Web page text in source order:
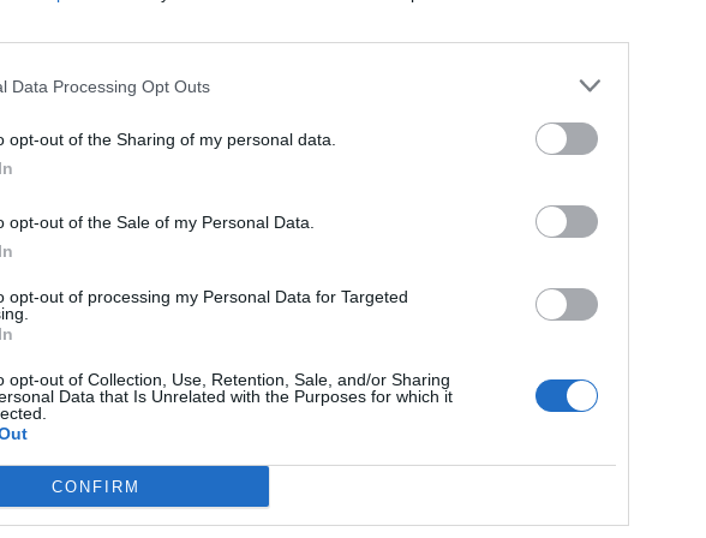
Data Processing Opt Outs
opt-out of the Sharing of my personal data.
opt-out of the Sale of my Personal Data.
opt-out of processing my Personal Data for Targeted
opt-out of Collection, Use, Retention, Sale, and/or Sharing
Data that Is Unrelated with the Purposes for which it
CONFIRM
E C.
SPA SOCIETA' BENEFIT 100-500 milioni
DI VITTORIO
Massa-
SICUREZZA S.R.L.
SRL 2-5 milioni
2-5 milioni 81.10.00